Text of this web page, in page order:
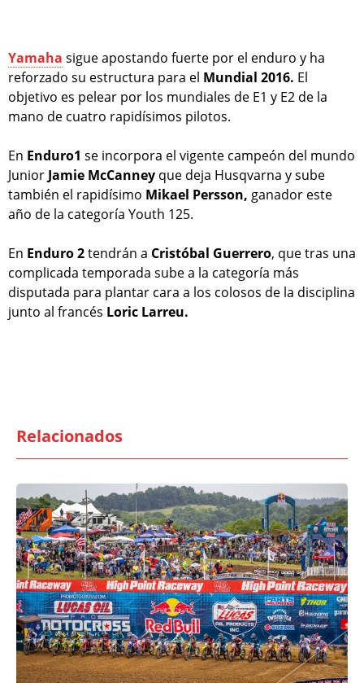
Yamaha sigue apostando fuerte por el enduro y ha
reforzado su estructura para el Mundial 2016. El
objetivo es pelear por los mundiales de E1 y E2 de la
mano de cuatro rapidísimos pilotos.
En Enduro1 se incorpora el vigente campeón del mundo
Junior Jamie McCanney que deja Husqvarna y sube
también el rapidísimo Mikael Persson, ganador este
año de la categoría Youth 125.
En Enduro 2tendrán a Cristóbal Guerrero, que tras una
complicada temporada sube a la categoría más
disputada para plantar cara a los colosos de la disciplina
junto al francés Loric Larreu.
Relacionados